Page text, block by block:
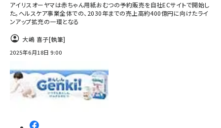
アイリスオーヤマは赤ちゃん用紙おむつの予約販売を自社ECサイトで開始し
た。ヘルスケア事業全体での、2030年までの売上高約400億円に向けたライ
ンアップ拡充の一環となる
大嶋 喜子[執筆]
2025年6月18日 9:00